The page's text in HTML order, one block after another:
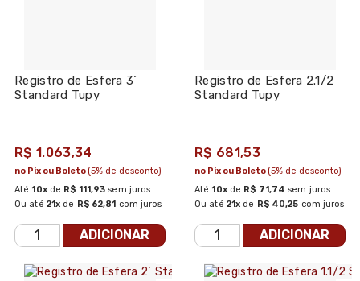
Registro de Esfera 3´
Standard Tupy
R$ 1.063,34
Até10xde R$ 111,93 sem juros
Ou até 21x de R$ 62,81 com juros
no Pix ou Boleto(5% de desconto)
ADICIONAR
Registro de Esfera 2.1/2
Standard Tupy
R$ 681,53
Até10xde R$ 71,74 sem juros
Ou até 21x de R$ 40,25 com juros
no Pix ou Boleto(5% de desconto)
ADICIONAR